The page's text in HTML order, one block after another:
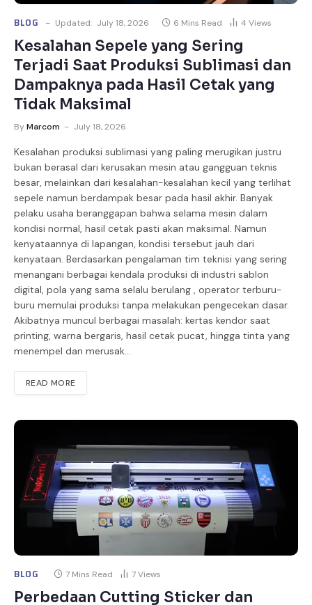
BLOG Updated: July 18, 2026 6 Mins Read 4 Views
Kesalahan Sepele yang Sering
Terjadi Saat Produksi Sublimasi dan
Dampaknya pada Hasil Cetak yang
Tidak Maksimal
ByMarcom July 18, 2026
Kesalahan produksi sublimasi yang paling merugikan justru
bukan berasal dari kerusakan mesin atau gangguan teknis
besar, melainkan dari kesalahan-kesalahan kecil yang terlihat
sepele namun berdampak besar pada hasil akhir. Banyak
pelaku usaha beranggapan bahwa selama mesin dalam
kondisi normal, hasil cetak pasti akan maksimal. Namun
kenyataannya di lapangan, kondisi tersebut jauh dari
kenyataan. Berdasarkan pengalaman tim teknisi yang sering
menangani berbagai kendala produksi di industri sablon
digital, pola yang sama selalu berulang , operator terburu-
buru memulai produksi tanpa melakukan pengecekan dasar.
Akibatnya muncul berbagai masalah: kertas kendor saat
printing, warna bergaris, hasil cetak pucat, hingga tinta yang
menempel dan merusak…
READ MORE
BLOG 7 Mins Read 7Views
Perbedaan Cutting Sticker dan